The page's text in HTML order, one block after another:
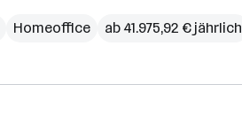
Homeoffice ab 41.975,92 € jährlich